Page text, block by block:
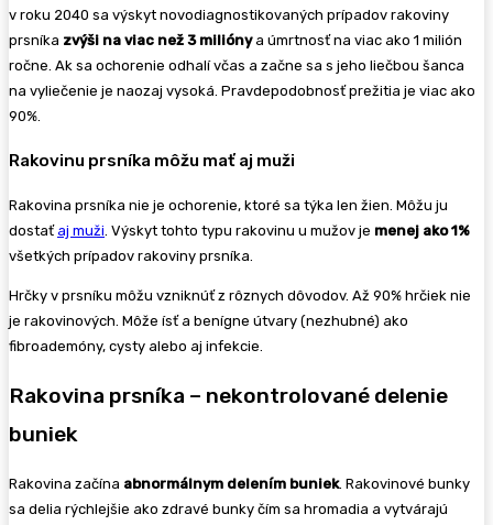
v roku 2040 sa výskyt novodiagnostikovaných prípadov rakoviny
prsníka zvýši na viac než 3 miliónya úmrtnosť na viac ako 1 milión
ročne. Ak sa ochorenie odhalí včas a začne sa s jeho liečbou šanca
na vyliečenie je naozaj vysoká. Pravdepodobnosť prežitia je viac ako
90%.
Rakovinu prsníka môžu mať aj muži
Rakovina prsníka nie je ochorenie, ktoré sa týka len žien. Môžu ju
dostaťaj muži . Výskyt tohto typu rakovinu u mužov je menej ako 1%
všetkých prípadov rakoviny prsníka.
Hrčky v prsníku môžu vzniknúť z rôznych dôvodov. Až 90% hrčiek nie
je rakovinových. Môže ísť a benígne útvary (nezhubné) ako
fibroademóny, cysty alebo aj infekcie.
Rakovina prsníka – nekontrolované delenie
buniek
Rakovina začína abnormálnym delením buniek. Rakovinové bunky
sa delia rýchlejšie ako zdravé bunky čím sa hromadia a vytvárajú